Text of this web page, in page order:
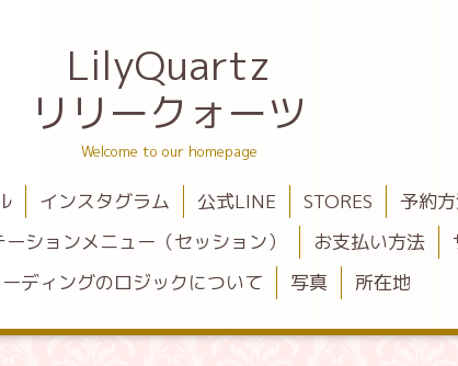
LilyQuartz
リリークォーツ
Welcome to our homepage
インスタグラム 公式LINE STORES 予約
ションメニュー（セッション） お支払い方法
ディングのロジックについて
写真 所在地